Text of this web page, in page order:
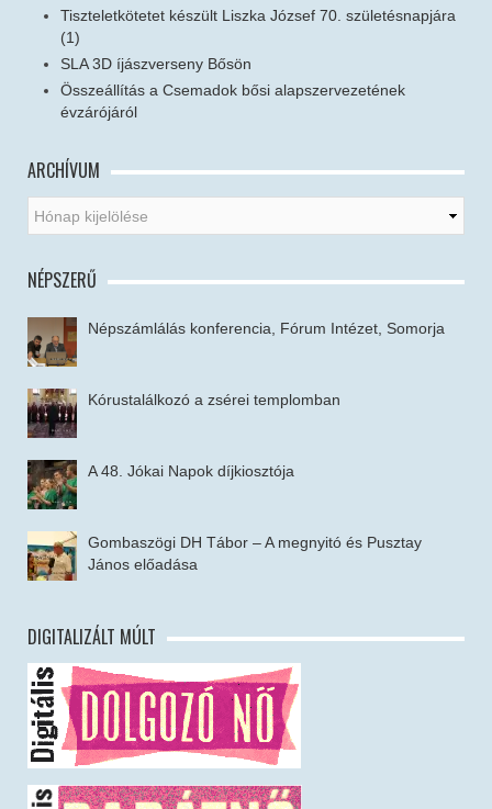
Tiszteletkötetet készült Liszka József 70. születésnapjára
(1)
SLA 3D íjászverseny Bősön
Összeállítás a Csemadok bősi alapszervezetének
évzárójáról
ARCHÍVUM
NÉPSZERŰ
Népszámlálás konferencia, Fórum Intézet, Somorja
Kórustalálkozó a zsérei templomban
A 48. Jókai Napok díjkiosztója
Gombaszögi DH Tábor – A megnyitó és Pusztay
János előadása
DIGITALIZÁLT MÚLT